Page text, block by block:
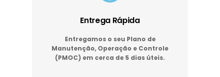
Entrega Rápida
Entregamos o seu Plano de
Manutenção, Operação e Controle
(PMOC) em cerca de 5 dias úteis.